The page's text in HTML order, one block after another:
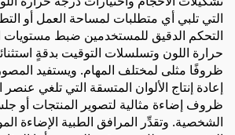
التي تلبي أي متطلبات لمساحة العمل أو
التحكم الدقيق للمستخدمين ضبط
حرارة اللون وتسلسلات التوقيت بدقةٍ
ظروفًا مثلى لمختلف المهام. ويستفيد
إعادة إنتاج الألوان المتسقة التي تلغي
ظروف إضاءة مثالية لتصوير المنتجات أو
الشخصية. وتقدِّر المرافق الطبية الإضاءة